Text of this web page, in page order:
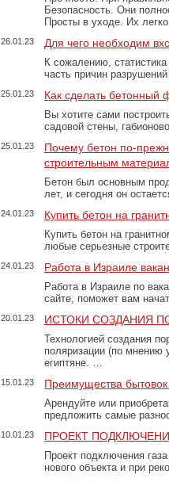
Безопасность. Они
Просты в уходе. Их
26.01.23 Для чего необходим
К сожалению,
часть причин
25.01.23 Как сделать бетонный
Вы хотите сами
садовой стены,
25.01.23
Почему бетон по-
строительным
Бетон был основным
лет, и сегодня он
24.01.23 Купить бетон на
Купить бетон на
любые серьезные
24.01.23 Работа в Израиле
Работа в Израиле по
сайте, поможет вам
20.01.23 ИСТОКИ СОЗДАНИЯ
Технологией создания
поляризации (по
египтяне. …
15.01.23 Преимущества
Арендуйте или
предложить самые
10.01.23 ПРОЕКТ
Проект подключения
нового объекта и при